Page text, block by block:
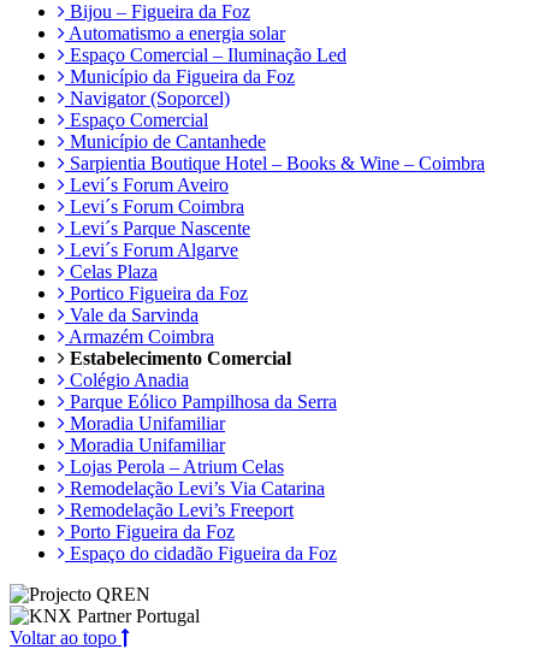
Bijou – Figueira da Foz
Automatismo a energia solar
Espaço Comercial – Iluminação Led
Município da Figueira da Foz
Navigator (Soporcel)
Espaço Comercial
Município de Cantanhede
Sarpientia Boutique Hotel – Books & Wine – Coimbra
Levi´s Forum Aveiro
Levi´s Forum Coimbra
Levi´s Parque Nascente
Levi´s Forum Algarve
Celas Plaza
Portico Figueira da Foz
Vale da Sarvinda
Armazém Coimbra
Estabelecimento Comercial
Colégio Anadia
Parque Eólico Pampilhosa da Serra
Moradia Unifamiliar
Moradia Unifamiliar
Lojas Perola – Atrium Celas
Remodelação Levi’s Via Catarina
Remodelação Levi’s Freeport
Porto Figueira da Foz
Espaço do cidadão Figueira da Foz
Voltar ao topo